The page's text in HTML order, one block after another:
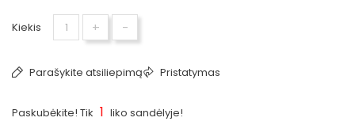
Kiekis + -
Parašykite atsiliepimą Pristatymas
Paskubėkite! Tik 1 liko sandėlyje!